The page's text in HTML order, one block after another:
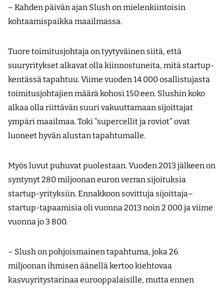
– Kahden päivän ajan Slush on mielenkiintoisin
kohtaamispaikka maailmassa.
Tuore toimitusjohtaja on tyytyväinen siitä, että
suuryritykset alkavat olla kiinnostuneita, mitä startup-
kentässä tapahtuu. Viime vuoden 14 000 osallistujasta
toimitusjohtajien määrä kohosi 150:een. Slushin koko
alkaa olla riittävän suuri vakuuttamaan sijoittajat
ympäri maailmaa. Toki ”supercellit ja roviot” ovat
luoneet hyvän alustan tapahtumalle.
Myös luvut puhuvat puolestaan. Vuoden 2013 jälkeen on
syntynyt 280 miljoonan euron verran sijoituksia
startup-yrityksiin. Ennakkoon sovittuja sijoittaja–
startup-tapaamisia oli vuonna 2013 noin 2 000 ja viime
vuonna jo 3 800.
– Slush on pohjoismainen tapahtuma, joka 26
miljoonan ihmisen äänellä kertoo kiehtovaa
kasvuyritystarinaa eurooppalaisille, mutta ennen